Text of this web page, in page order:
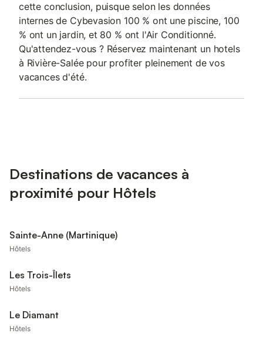
cette conclusion, puisque selon les données
internes de Cybevasion 100 % ont une piscine, 100
% ont un jardin, et 80 % ont l'Air Conditionné.
Qu'attendez-vous ? Réservez maintenant un hotels
à Rivière-Salée pour profiter pleinement de vos
vacances d'été.
Destinations de vacances à
proximité pour Hôtels
Sainte-Anne (Martinique)
Hôtels
Les Trois-Îlets
Hôtels
Le Diamant
Hôtels